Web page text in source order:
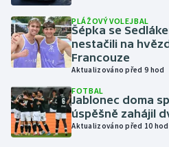
Lezení
Lyže a snowboard
Moderní pětiboj
Motorsport
PLÁŽOVÝ VOLEJBAL
Šépka se
nestačili na
Francouze
Aktualizováno před 9 hod
FOTBAL
Jablonec doma
úspěšně zahájil
Aktualizováno před 10 hod